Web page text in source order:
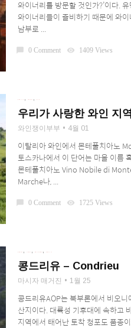
와이너리를 방문할 것인가?’이다.
와이너리들이 즐비하기 때문에 와
남부로 ...
chat_bubble 0 Comment visibility 1409 Views
우리가 사랑한 와인 지
와인쟁이부부 4월 01
이탈리아 와인에서 몬테풀치아노
토스카나에서 이 단어는 마을 이름
몬테풀치아노 Vino Nobile di
Marche나, ...
chat_bubble 0 Comment visibility 1725 Views
콩드리유 – Condrieu
마시자 매거진 1월 25
콩드리유AOP는 북부론에서 비오
산지이다. 대륙성 기후대에 속하고
지역에서 태어난 토착 청포도 품종